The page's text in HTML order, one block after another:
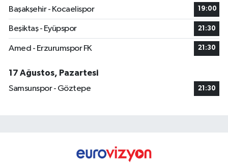
Başakşehir - Kocaelispor
19:00
Beşiktaş - Eyüpspor 21:30
Amed - Erzurumspor FK 21:30
17 Ağustos, Pazartesi
Samsunspor - Göztepe
21:30